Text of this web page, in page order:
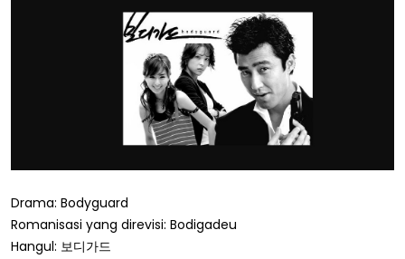
Drama: Bodyguard
Romanisasi yang direvisi: Bodigadeu
Hangul: 보디가드